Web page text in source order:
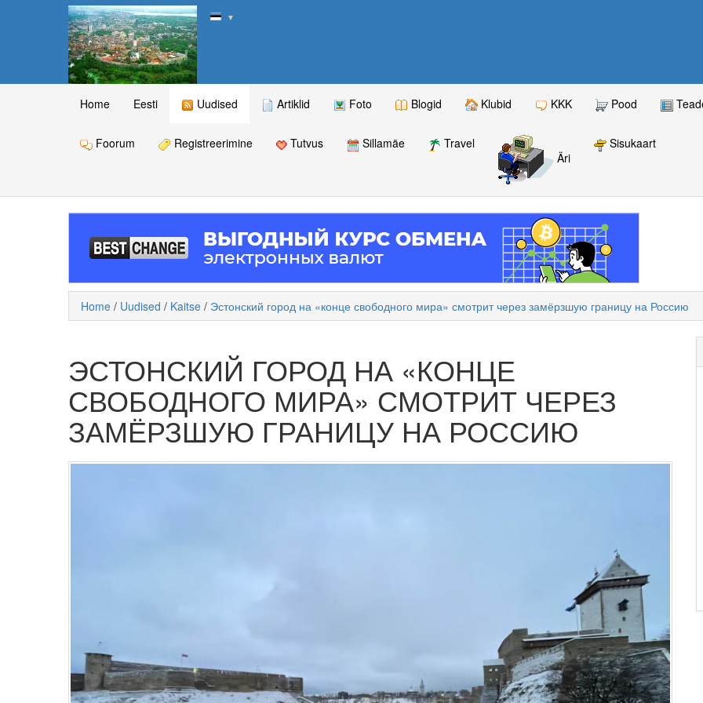
▼
Home Eesti Uudised Artiklid Foto Blogid Klubid KKK Pood
Foorum Registreerimine Tutvus Sillamäe
Travel
Äri
Sisukaart
Home / Uudised / Kaitse / Эстонский город на «конце свободного мира» смотрит через замёрзшую границу на Россию
ЭСТОНСКИЙ ГОРОД НА «КОНЦЕ
СВОБОДНОГО МИРА» СМОТРИТ ЧЕРЕЗ
ЗАМЁРЗШУЮ ГРАНИЦУ НА РОССИЮ